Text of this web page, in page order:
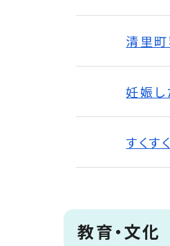
清里
妊娠し
すくす
教育・文化